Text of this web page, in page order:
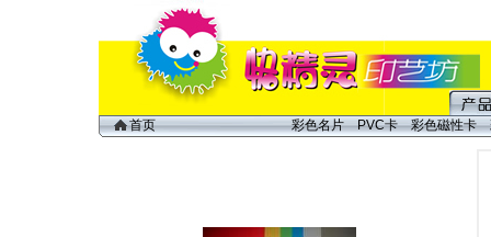
首页 彩色名片 PVC卡 彩色磁性卡